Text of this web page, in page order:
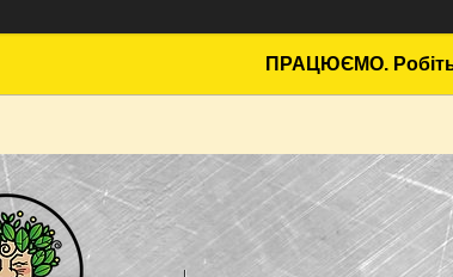
ПРАЦЮЄМО. Робіть